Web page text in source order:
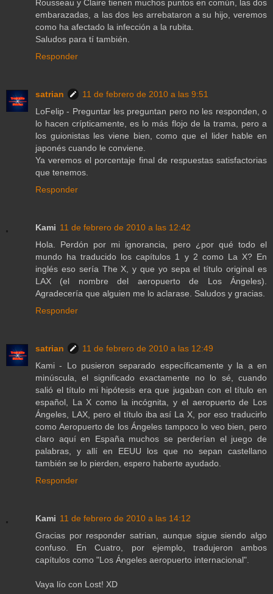
Rousseau y Claire tienen muchos puntos en común, las dos
embarazadas, a las dos les arrebataron a su hijo, veremos
como ha afectado la infección a la rubita.
Saludos para tí también.
Responder
satrian
11 de febrero de 2010 a las 9:51
LoFelip - Preguntar les preguntan pero no les responden, o
lo hacen crípticamente, es lo más flojo de la trama, pero a
los guionistas les viene bien, como que el lider hable en
japonés cuando le conviene.
Ya veremos el porcentaje final de respuestas satisfactorias
que tenemos.
Responder
Kami 11 de febrero de 2010 a las 12:42
Hola. Perdón por mi ignorancia, pero ¿por qué todo el
mundo ha traducido los capítulos 1 y 2 como La X? En
inglés eso sería The X, y que yo sepa el título original es
LAX (el nombre del aeropuerto de Los Ángeles).
Agradecería que alguien me lo aclarase. Saludos y gracias.
Responder
satrian
11 de febrero de 2010 a las 12:49
Kami - Lo pusieron separado específicamente y la a en
minúscula, el significado exactamente no lo sé, cuando
salió el título mi hipótesis era que jugaban con el título en
español, La X como la incógnita, y el aeropuerto de Los
Ángeles, LAX, pero el título iba así La X, por eso traducirlo
como Aeropuerto de los Ángeles tampoco lo veo bien, pero
claro aquí en España muchos se perderían el juego de
palabras, y allí en EEUU los que no sepan castellano
también se lo pierden, espero haberte ayudado.
Responder
Kami 11 de febrero de 2010 a las 14:12
Gracias por responder satrian, aunque sigue siendo algo
confuso. En Cuatro, por ejemplo, tradujeron ambos
capítulos como "Los Ángeles aeropuerto internacional".
Vaya lío con Lost! XD